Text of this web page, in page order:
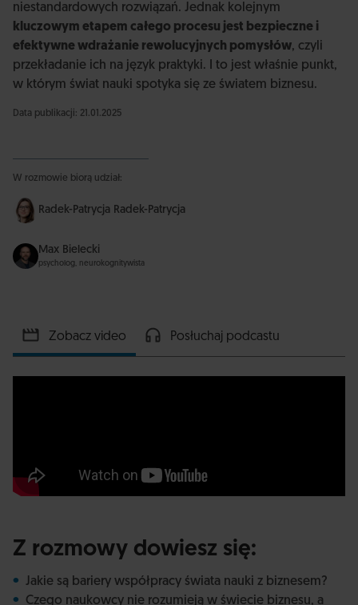
niestandardowych rozwiązań. Jednak kolejnym
kluczowym etapem całego procesu jest bezpieczne i
efektywne wdrażanie rewolucyjnych pomysłów, czyli
przekładanie ich na język praktyki. I to jest właśnie punkt,
w którym świat nauki spotyka się ze światem biznesu.
Data publikacji: 21.01.2025
W rozmowie biorą udział:
Radek-Patrycja Radek-Patrycja
Max Bielecki
psycholog, neurokognitywista
Zobacz video Posłuchaj podcastu
Z rozmowy dowiesz się:
Jakie są bariery współpracy świata nauki z biznesem?
Czego naukowcy nie rozumieją w świecie biznesu, a